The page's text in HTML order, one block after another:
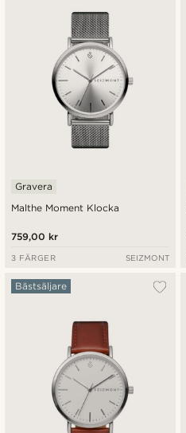
Malthe Moment Klocka
Gravera
759,00 kr
3 FÄRGER SEIZMONT
Bästsäljare